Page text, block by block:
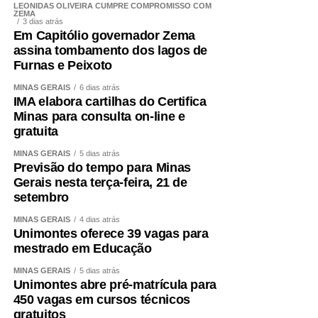
parceria com o Serviço Nacional de Aprendizagem Rural
(Senar) e com a cooperativa. “Fizemos o curso de gestão
de pessoas aos nossos encarregados, o que evoluiu a
granja tanto administrativamente, como na qualidade de
trabalho de nossos colaboradores”, disse.
DIENER GONÇALVES DE SANTANA
Cianorte – Paraná
Diener iniciou na atividade da avicultura no ano de 2003.
Sua principal motivação foi a de produzir alimentos, dar
continuidade à vida e sustentabilidade à agricultura
familiar.
“Todos os ramos de negócios passam por momentos
bons e momentos difíceis. Hoje passamos por um
momento difícil, mas no apanhado geral, desde o início
até os dias de hoje, a atividade nos proporcionou uma
LEÔNIDAS OLIVEIRA CUMPRE COMPROMISSO COM
ZEMA
3 dias atrás
Em Capitólio governador Zema
assina tombamento dos lagos de
Furnas e Peixoto
MINAS GERAIS 6 dias atrás
IMA elabora cartilhas do Certifica
Minas para consulta on-line e
gratuita
MINAS GERAIS 5 dias atrás
Previsão do tempo para Minas
Gerais nesta terça-feira, 21 de
setembro
MINAS GERAIS 4 dias atrás
Unimontes oferece 39 vagas para
mestrado em Educação
MINAS GERAIS 5 dias atrás
Unimontes abre pré-matrícula para
450 vagas em cursos técnicos
gratuitos